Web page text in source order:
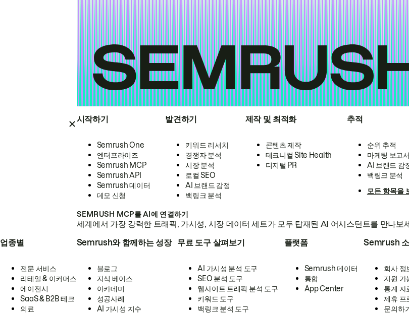
시작하기
Semrush One
엔터프라이즈
Semrush MCP
Semrush API
Semrush 데이터
데모 신청
발견하기
키워드 리서치
경쟁자 분석
시장 분석
로컬 SEO
AI 브랜드 감정
백링크 분석
제작 및 최적화
콘텐츠 제작
테크니컬 Site Health
디지털 PR
추적
순위 추적
마케팅 보고
AI 브랜드 감
백링크 분석
모든 항목을
SEMRUSH MCP를 AI에 연결하기
세계에서 가장 강력한 트래픽, 가시성, 시장 데이터 세트가 모두 탑재된 AI 어시스턴트를 만나보
업종별
전문 서비스
리테일 & 이커머스
에이전시
SaaS & B2B 테크
의료
Semrush와 함께하는 성장
블로그
지식 베이스
아카데미
성공사례
AI 가시성 지수
무료 도구 살펴보기
AI 가시성 분석 도구
SEO 분석 도구
웹사이트 트래픽 분석 도구
키워드 도구
백링크 분석 도구
플랫폼
Semrush 데이터
통합
App Center
Semrush
회사 정
지원 가
통계 자
제휴 프
문의하